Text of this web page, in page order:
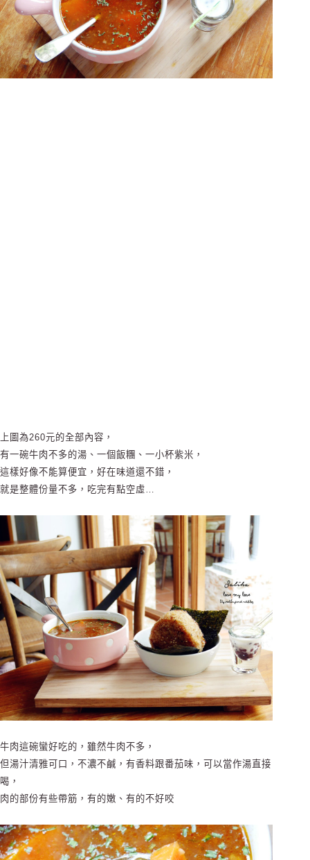
上圖為260元的全部內容，
有一碗牛肉不多的湯、一個飯糰、一小杯紫米，
這樣好像不能算便宜，好在味道還不錯，
就是整體份量不多，吃完有點空虛…
牛肉這碗蠻好吃的，雖然牛肉不多，
但湯汁清雅可口，不濃不鹹，有香料跟番茄味，可以當作湯直接
喝，
肉的部份有些帶筋，有的嫩、有的不好咬